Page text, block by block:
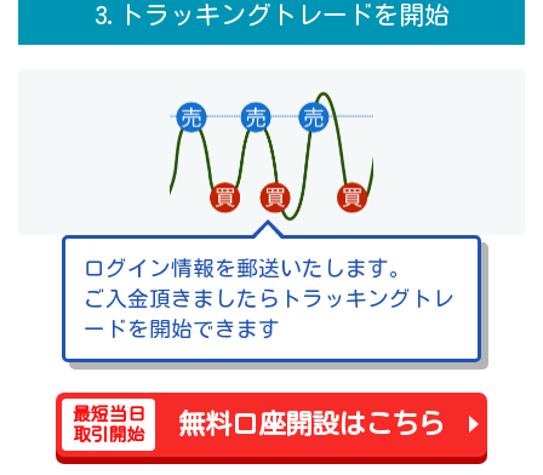
3.トラッキングトレードを開始
ログイン情報を郵送いたします。
ご入金頂きましたらトラッキングトレ
ードを開始できます
最短当日
取引開始
無料口座開設はこちら